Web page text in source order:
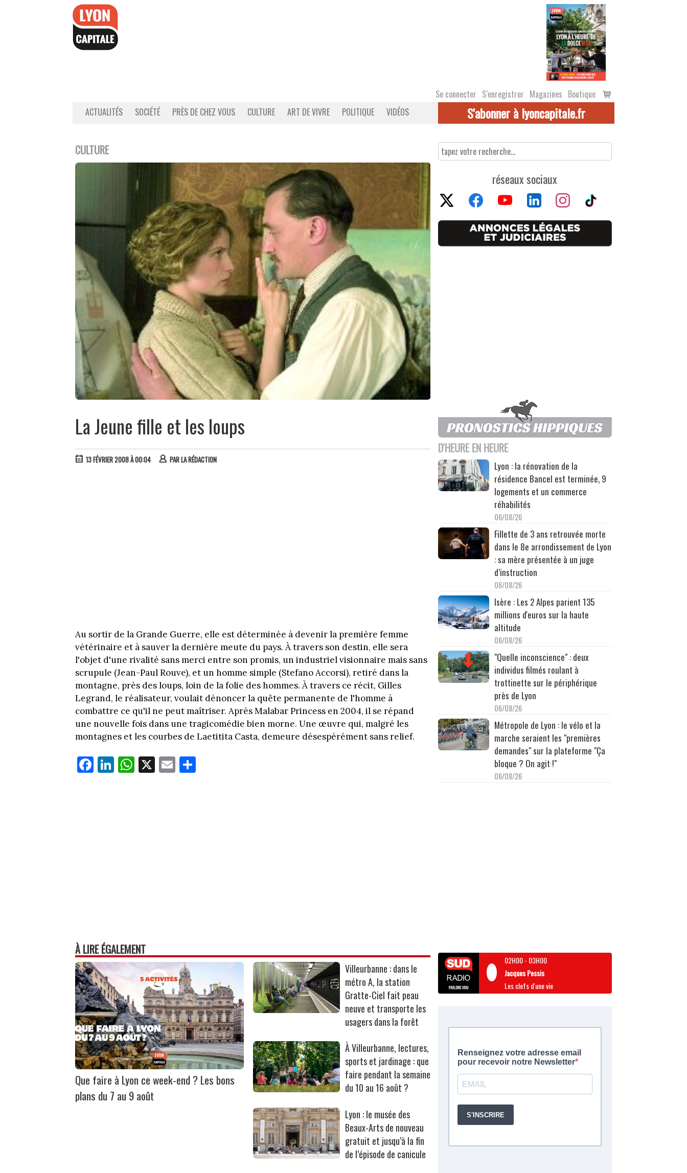
Se connecter S’enregistrer Magazines Boutique
Voir
le
ACTUALITÉS SOCIÉTÉ PRÈS DE CHEZ VOUS CULTURE ART DE VIVRE POLITIQUE VIDÉOS S'abonner à lyoncapitale.fr
CULTURE
La Jeune fille et les loups
13 FÉVRIER 2008 À 00:04 PARLA RÉDACTION
Au sortir de la Grande Guerre, elle est déterminée à devenir la première femme
vétérinaire et à sauver la dernière meute du pays. À travers son destin, elle sera
l'objet d'une rivalité sans merci entre son promis, un industriel visionnaire mais sans
scrupule (Jean-Paul Rouve), et un homme simple (Stefano Accorsi), retiré dans la
montagne, près des loups, loin de la folie des hommes. À travers ce récit, Gilles
Legrand, le réalisateur, voulait dénoncer la quête permanente de l'homme à
combattre ce qu'il ne peut maîtriser. Après Malabar Princess en 2004, il se répand
une nouvelle fois dans une tragicomédie bien morne. Une œuvre qui, malgré les
montagnes et les courbes de Laetitita Casta, demeure désespérément sans relief.
Fa
ce
Li
nk
W
ha
X E
m
À LIRE ÉGALEMENT
Que faire à Lyon ce week-end ? Les bons
plans du 7 au 9 août
Villeurbanne : dans le
métro A, la station
Gratte-Ciel fait peau
neuve et transporte les
usagers dans la forêt
À Villeurbanne, lectures,
sports et jardinage : que
faire pendant la semaine
du 10 au 16 août ?
Lyon : le musée des
Beaux-Arts de nouveau
gratuit et jusqu’à la fin
de l’épisode de canicule
réseaux sociaux
D'HEURE EN HEURE
Lyon : la rénovation de la
résidence Bancel est terminée, 9
logements et un commerce
réhabilités
06/08/26
Fillette de 3 ans retrouvée morte
dans le 8e arrondissement de Lyon
: sa mère présentée à un juge
d’instruction
06/08/26
Isère : Les 2 Alpes parient 135
millions d'euros sur la haute
altitude
06/08/26
"Quelle inconscience" : deux
individus filmés roulant à
trottinette sur le périphérique
près de Lyon
06/08/26
Métropole de Lyon : le vélo et la
marche seraient les "premières
demandes" sur la plateforme "Ça
bloque ? On agit !"
06/08/26
02H00- 03H00
Jacques Pessis
Les clefs d'une vie